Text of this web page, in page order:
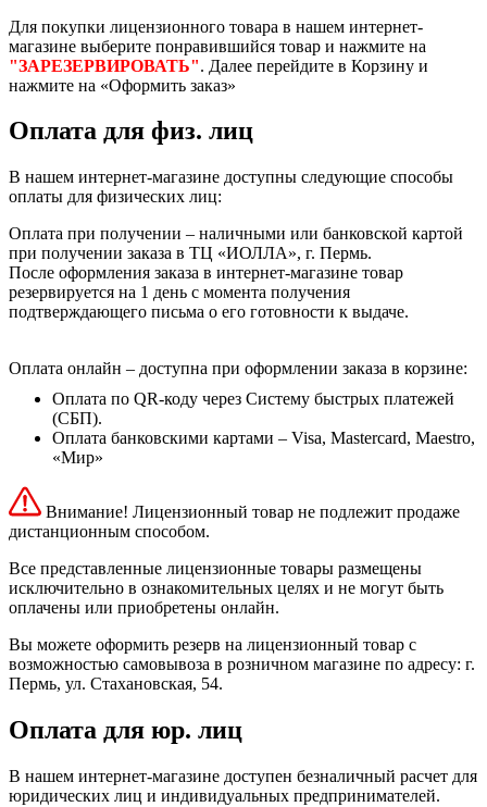
Для покупки лицензионного товара в нашем интернет-
магазине выберите понравившийся товар и нажмите на
"ЗАРЕЗЕРВИРОВАТЬ". Далее перейдите в Корзину и
нажмите на «Оформить заказ»
Оплата для физ. лиц
В нашем интернет-магазине доступны следующие способы
оплаты для физических лиц:
Оплата при получении – наличными или банковской картой
при получении заказа в ТЦ «ИОЛЛА», г. Пермь.
После оформления заказа в интернет-магазине товар
резервируется на 1 день с момента получения
подтверждающего письма о его готовности к выдаче.
Оплата онлайн – доступна при оформлении заказа в корзине:
Оплата по QR-коду через Систему быстрых платежей
(СБП).
Оплата банковскими картами – Visa, Mastercard, Maestro,
«Мир»
Внимание! Лицензионный товар не подлежит продаже
дистанционным способом.
Все представленные лицензионные товары размещены
исключительно в ознакомительных целях и не могут быть
оплачены или приобретены онлайн.
Вы можете оформить резерв на лицензионный товар с
возможностью самовывоза в розничном магазине по адресу: г.
Пермь, ул. Стахановская, 54.
Оплата для юр. лиц
В нашем интернет-магазине доступен безналичный расчет для
юридических лиц и индивидуальных предпринимателей.